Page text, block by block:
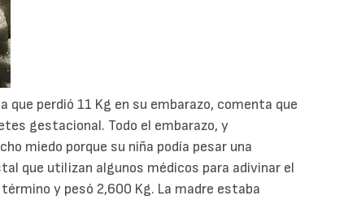
que perdió 11 Kg en su embarazo, comenta que
gestacional. Todo el embarazo, y
miedo porque su niña podía pesar una
que utilizan algunos médicos para adivinar el
y pesó 2,600 Kg. La madre estaba